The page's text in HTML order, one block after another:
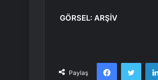
GÖRSEL: ARŞİV
Paylaş
Facebook